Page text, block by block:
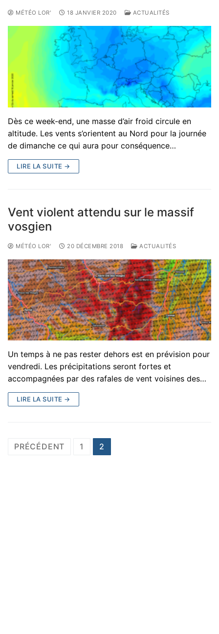
MÉTÉO LOR' 18 JANVIER 2020 ACTUALITÉS
Dès ce week-end, une masse d’air froid circule en
altitude. Les vents s’orientent au Nord pour la journée
de dimanche ce qui aura pour conséquence…
LIRE LA SUITE →
Vent violent attendu sur le massif
vosgien
MÉTÉO LOR' 20 DÉCEMBRE 2018 ACTUALITÉS
Un temps à ne pas rester dehors est en prévision pour
vendredi. Les précipitations seront fortes et
accompagnées par des rafales de vent voisines des…
LIRE LA SUITE →
Pagination
PRÉCÉDENT 1 2